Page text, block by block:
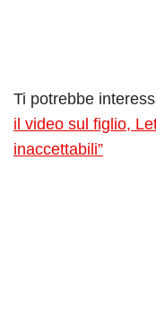
Ti potrebbe
il video sul figlio,
inaccettabili”